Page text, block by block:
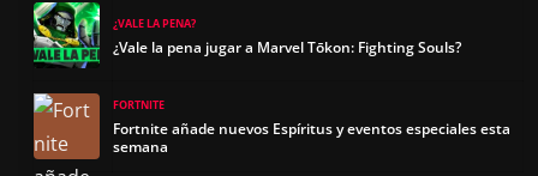
¿VALE LA PENA?
¿Vale la pena jugar a Marvel Tōkon: Fighting Souls?
FORTNITE
Fortnite añade nuevos Espíritus y eventos especiales esta
semana